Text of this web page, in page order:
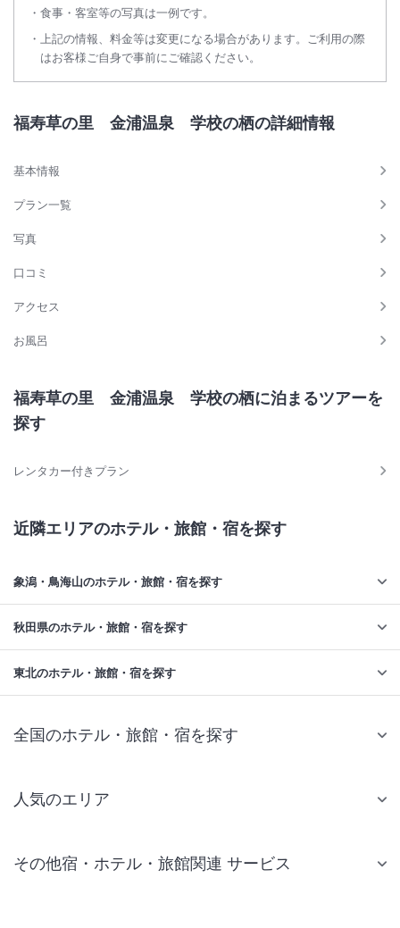
食事・客室等の写真は一例です。
上記の情報、料金等は変更になる場合があります。ご利用の際
はお客様ご自身で事前にご確認ください。
福寿草の里 金浦温泉 学校の栖の詳細情報
基本情報
プラン一覧
写真
口コミ
アクセス
お風呂
福寿草の里 金浦温泉 学校の栖に泊まるツアーを
探す
レンタカー付きプラン
近隣エリアのホテル・旅館・宿を探す
象潟・鳥海山のホテル・旅館・宿を探す
秋田県のホテル・旅館・宿を探す
東北のホテル・旅館・宿を探す
全国のホテル・旅館・宿を探す
人気のエリア
仙台 ホテル
その他宿・ホテル・旅館関連 サービス